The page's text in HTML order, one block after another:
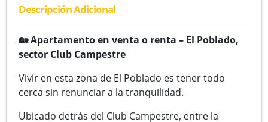
Descripción Adicional
🏡 Apartamento en venta o renta – El Poblado,
sector Club Campestre
Vivir en esta zona de El Poblado es tener todo
cerca sin renunciar a la tranquilidad.
Ubicado detrás del Club Campestre, entre la